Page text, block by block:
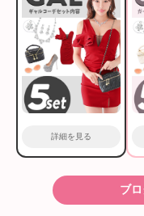
詳細を見る
ブ